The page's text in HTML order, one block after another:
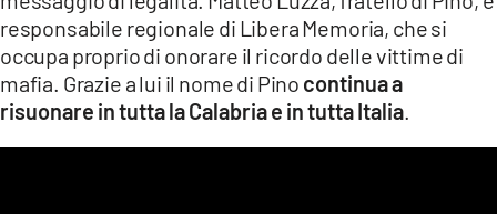
responsabile regionale di Libera Memoria, che si
occupa proprio di onorare il ricordo delle vittime di
mafia. Grazie a lui il nome di Pino continua a
risuonare in tutta la Calabria e in tutta Italia.